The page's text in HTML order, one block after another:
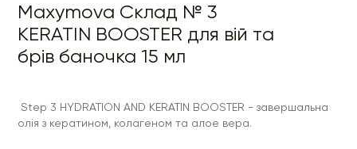
Maxymova Склад № 3
KERATIN BOOSTER для вій та
брів баночка 15 мл
Step 3 HYDRATION AND KERATIN BOOSTER - завершальна
олія з кератином, колагеном та алое вера.